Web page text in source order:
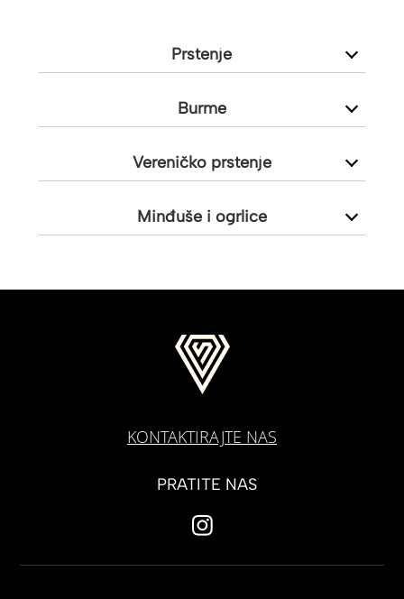
Prstenje
Burme
Vereničko prstenje
Minđuše i ogrlice
KONTAKTIRAJTE NAS
PRATITE NAS